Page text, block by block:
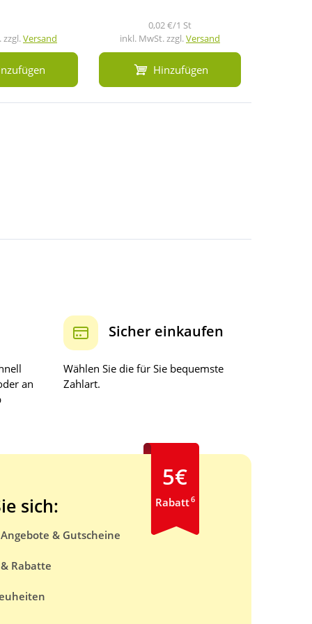
zzgl.Versand
0,02 €/1 St
inkl. MwSt. zzgl.Versand
Hinzufügen
an
Sicher einkaufen
Wählen Sie die für Sie bequemste
Zahlart.
sich:
& Gutscheine
Rabatte
5€
Rabatt6